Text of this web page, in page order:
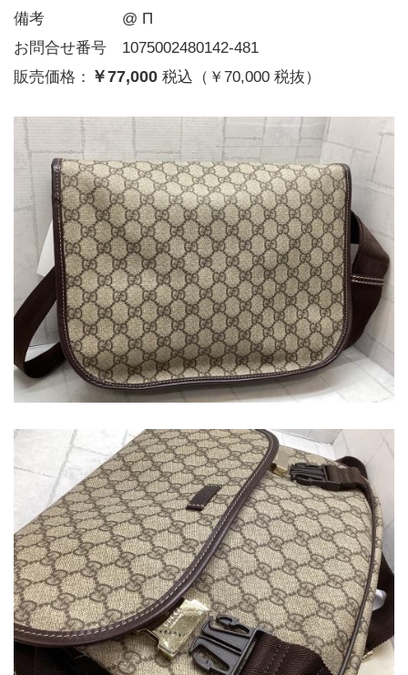
備考     @ Π
お問合せ番号 1075002480142-481
販売価格： ￥77,000 税込（￥70,000 税抜）